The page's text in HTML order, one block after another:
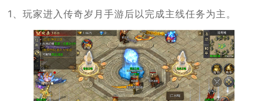
1、玩家进入传奇岁月手游后以完成主线任务为主。